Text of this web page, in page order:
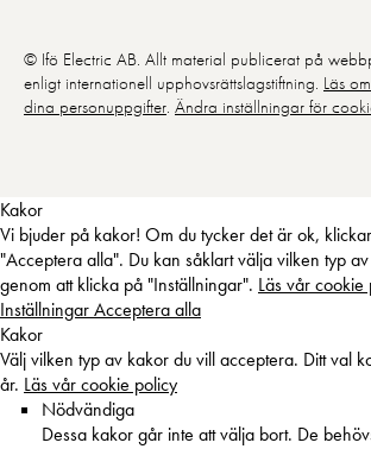
© Ifö Electric AB. Allt material publicerat på
enligt internationell upphovsrättslagstiftning. Läs
dina personuppgifter. Ändra inställningar för
Kakor
Vi bjuder på kakor! Om du tycker det är ok,
"Acceptera alla". Du kan såklart välja vilken typ
genom att klicka på "Inställningar". Läs vår cookie
InställningarAcceptera alla
Kakor
Välj vilken typ av kakor du vill acceptera. Ditt val
år. Läs vår cookie policy
Nödvändiga
Dessa kakor går inte att välja bort. De